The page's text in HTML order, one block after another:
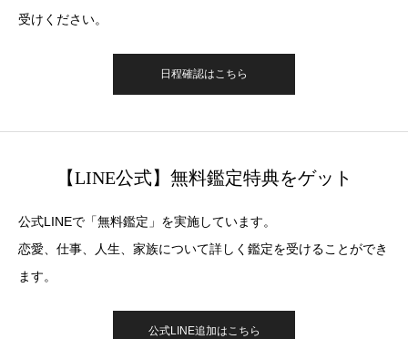
受けください。
日程確認はこちら
【LINE公式】無料鑑定特典をゲット
公式LINEで「無料鑑定」を実施しています。
恋愛、仕事、人生、家族について詳しく鑑定を受けることができ
ます。
公式LINE追加はこちら